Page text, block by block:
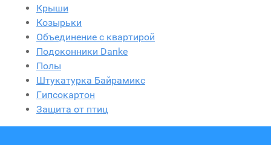
Крыши
Козырьки
Объединение с квартирой
Подоконники Danke
Полы
Штукатурка Байрамикс
Гипсокартон
Защита от птиц